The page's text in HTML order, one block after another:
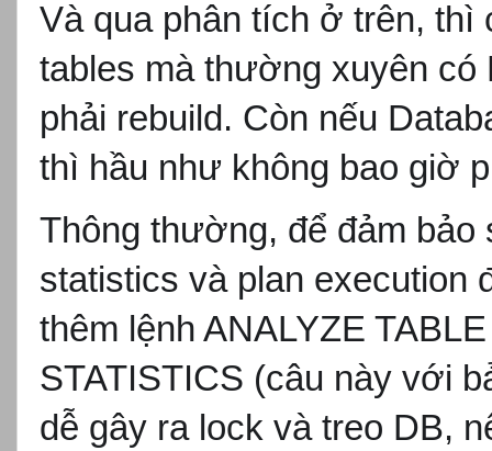
Và qua phân tích ở trên, thì
tables mà thường xuyên có
phải rebuild. Còn nếu
thì hầu như không bao giờ
Thông thường, để đảm bảo
statistics và plan execution
thêm l ệnh ANALYZE
STATISTICS (câu này với
dễ gây ra lock và treo DB,